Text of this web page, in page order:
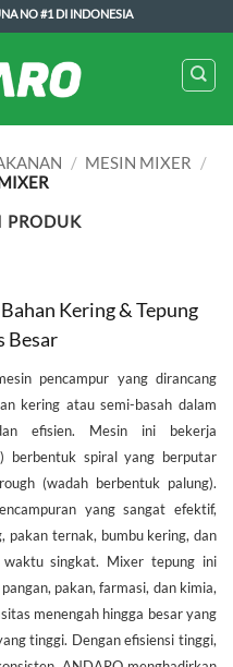
NO #1 DI INDONESIA
/ MESIN MIXER /
PRODUK
Kering & Tepung
Besar
pencampur yang dirancang
kering atau semi-basah dalam
efisien. Mesin ini bekerja
berbentuk spiral yang berputar
(wadah berbentuk palung).
yang sangat efektif,
pakan ternak, bumbu kering, dan
waktu singkat. Mixer tepung ini
pakan, farmasi, dan kimia,
menengah hingga besar yang
tinggi. Dengan efisiensi tinggi,